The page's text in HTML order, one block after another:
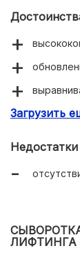
Загрузить
Недостатки
ЛИФТИНГА